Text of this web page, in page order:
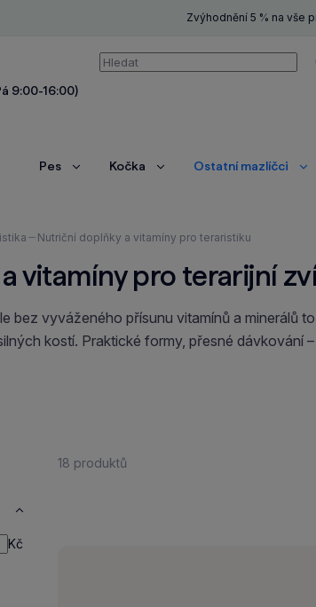
Zvýhodnění 5 % na vše
9:00-16:00)
Vyhledávání
Pes
ZobrazitKočka
ZobrazitOstatní mazlíčci
Nutriční doplňky a vitamíny pro teraristiku
vitamíny pro terarijní
bez vyváženého přísunu vitamínů a minerálů
kostí. Praktické formy, přesné dávkování
18 produktů
Kč